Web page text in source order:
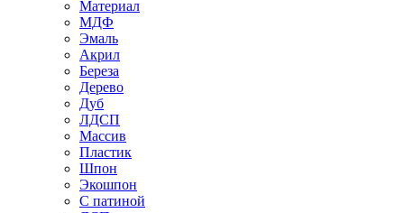
Материал
МДФ
Эмаль
Акрил
Береза
Дерево
Дуб
ЛДСП
Массив
Пластик
Шпон
Экошпон
С патиной